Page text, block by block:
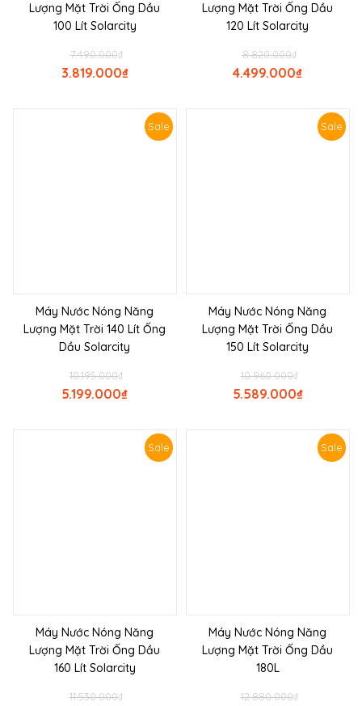
Lượng Mặt Trời Ống Dầu
100 Lít Solarcity
₫
7.490.000
₫
3.819.000
Lượng Mặt Trời Ống Dầu
120 Lít Solarcity
₫
8.820.000
₫
4.499.000
Sale
Máy Nước Nóng Năng
Lượng Mặt Trời 140 Lít Ống
Dầu Solarcity
₫
10.195.000
₫
5.199.000
Sale
Máy Nước Nóng Năng
Lượng Mặt Trời Ống Dầu
150 Lít Solarcity
₫
10.960.000
₫
5.589.000
Sale
Máy Nước Nóng Năng
Lượng Mặt Trời Ống Dầu
160 Lít Solarcity
₫
11.530.000
Sale
Máy Nước Nóng Năng
Lượng Mặt Trời Ống Dầu
180L
₫
12.880.000